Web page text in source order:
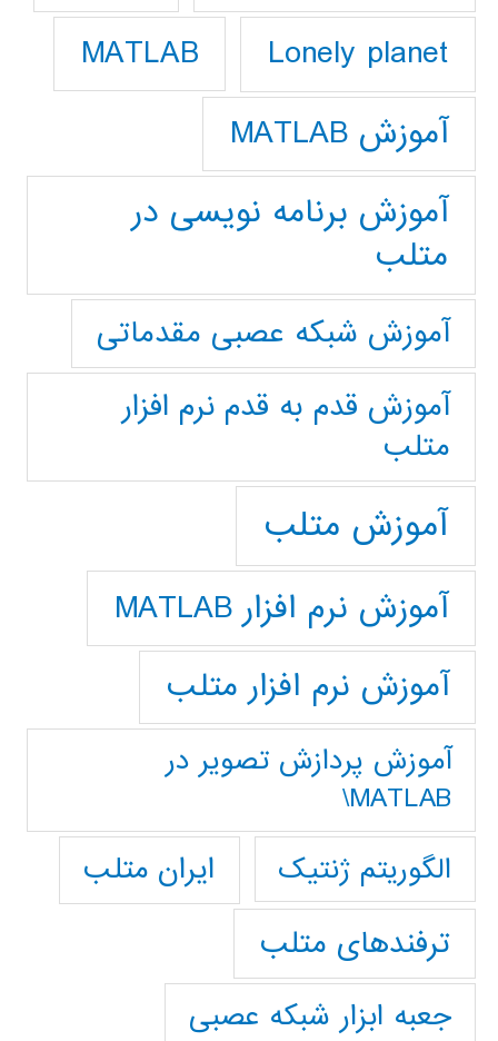
Lonely planet
MATLAB
آموزش MATLAB
آموزش برنامه نویسی در
متلب
آموزش شبکه عصبی مقدماتی
آموزش قدم به قدم نرم افزار
متلب
آموزش متلب
آموزش نرم افزار MATLAB
آموزش نرم افزار متلب
آموزش پردازش تصوير در
MATLAB\
الگوریتم ژنتیک
ایران متلب
ترفندهای متلب
جعبه ابزار شبکه عصبی